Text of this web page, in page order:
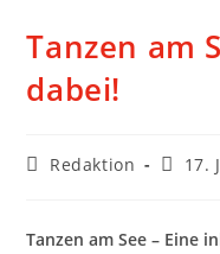
Tanzen am
dabei!
Redaktion 17.
Tanzen am See – Eine